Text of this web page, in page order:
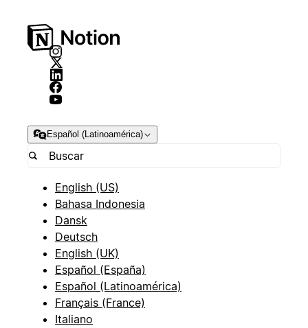
Español (Latinoamérica)
English (US)
Bahasa Indonesia
Dansk
Deutsch
English (UK)
Español (España)
Español (Latinoamérica)
Français (France)
Italiano